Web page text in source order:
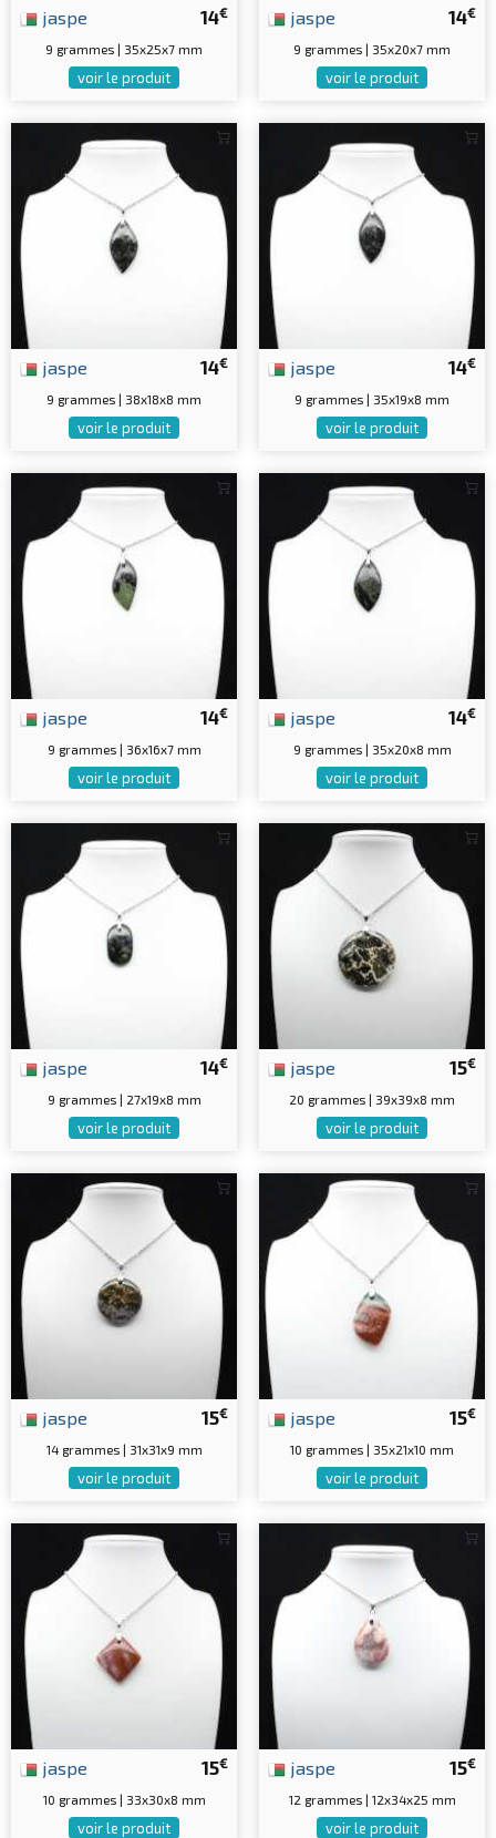
14€
jaspe
9 grammes | 35x25x7 mm
voir le produit
14€
jaspe
9 grammes | 35x20x7 mm
voir le produit
14€
jaspe
9 grammes | 38x18x8 mm
voir le produit
14€
jaspe
9 grammes | 35x19x8 mm
voir le produit
14€
jaspe
9 grammes | 36x16x7 mm
voir le produit
14€
jaspe
9 grammes | 35x20x8 mm
voir le produit
14€
jaspe
9 grammes | 27x19x8 mm
voir le produit
15€
jaspe
20 grammes | 39x39x8 mm
voir le produit
15€
jaspe
14 grammes | 31x31x9 mm
voir le produit
15€
jaspe
10 grammes | 35x21x10 mm
voir le produit
15€
jaspe
10 grammes | 33x30x8 mm
voir le produit
15€
jaspe
12 grammes | 12x34x25 mm
voir le produit